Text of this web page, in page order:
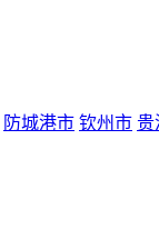
防城港市 钦州市 贵